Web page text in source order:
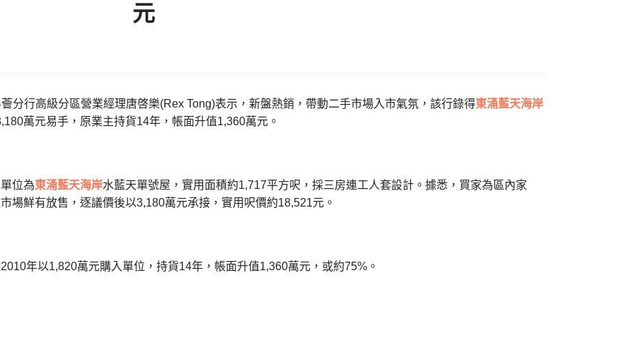
元
分行高級分區營業經理唐啓樂(Rex Tong)表示，新盤熱銷，帶動二手市場入市氣氛，該行錄得東涌藍天海岸
萬元易手，原業主持貨14年，帳面升值1,360萬元。
位為東涌藍天海岸水藍天單號屋，實用面積約1,717平方呎，採三房連工人套設計。據悉，買家為區內家
場鮮有放售，逐議價後以3,180萬元承接，實用呎價約18,521元。
年以1,820萬元購入單位，持貨14年，帳面升值1,360萬元，或約75%。